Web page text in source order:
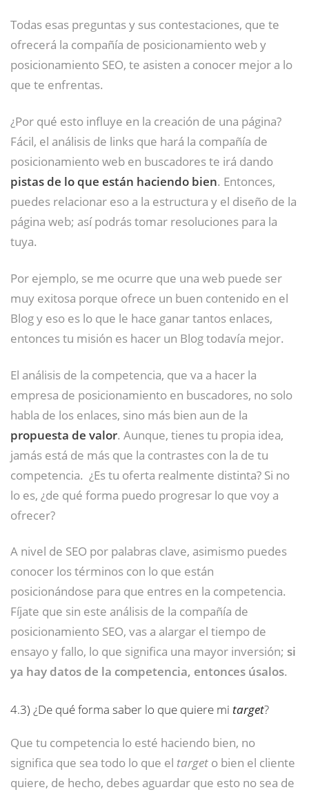
Todas esas preguntas y sus contestaciones, que te
ofrecerá la compañía de posicionamiento web y
posicionamiento SEO, te asisten a conocer mejor a lo
que te enfrentas.
¿Por qué esto influye en la creación de una página?
Fácil, el análisis de links que hará la compañía de
posicionamiento web en buscadores te irá dando
pistas de lo que están haciendo bien. Entonces,
puedes relacionar eso a la estructura y el diseño de la
página web; así podrás tomar resoluciones para la
tuya.
Por ejemplo, se me ocurre que una web puede ser
muy exitosa porque ofrece un buen contenido en el
Blog y eso es lo que le hace ganar tantos enlaces,
entonces tu misión es hacer un Blog todavía mejor.
El análisis de la competencia, que va a hacer la
empresa de posicionamiento en buscadores, no solo
habla de los enlaces, sino más bien aun de la
propuesta de valor. Aunque, tienes tu propia idea,
jamás está de más que la contrastes con la de tu
competencia. ¿Es tu oferta realmente distinta? Si no
lo es, ¿de qué forma puedo progresar lo que voy a
ofrecer?
A nivel de SEO por palabras clave, asimismo puedes
conocer los términos con lo que están
posicionándose para que entres en la competencia.
Fíjate que sin este análisis de la compañía de
posicionamiento SEO, vas a alargar el tiempo de
ensayo y fallo, lo que significa una mayor inversión; si
ya hay datos de la competencia, entonces úsalos.
4.3) ¿De qué forma saber lo que quiere mi target?
Que tu competencia lo esté haciendo bien, no
significa que sea todo lo que el target o bien el cliente
quiere, de hecho, debes aguardar que esto no sea de